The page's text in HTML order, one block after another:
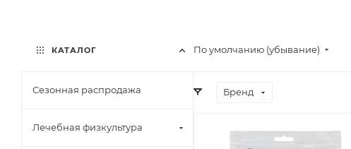
По умолчанию (убывание)
Бренд
КАТАЛОГ
Сезонная распродажа
Лечебная физкультура